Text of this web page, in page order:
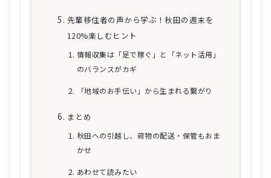
先輩移住者の声から学ぶ！秋田の週末を
120%楽しむヒント
情報収集は「足で稼ぐ」と「ネット活用」
のバランスがカギ
「地域のお手伝い」から生まれる繋がり
まとめ
秋田への引越し、荷物の配送・保管もおま
かせ
あわせて読みたい